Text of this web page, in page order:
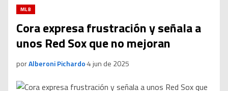
MLB
Cora expresa frustración y señala a
unos Red Sox que no mejoran
porAlberoni Pichardo·4 jun de 2025